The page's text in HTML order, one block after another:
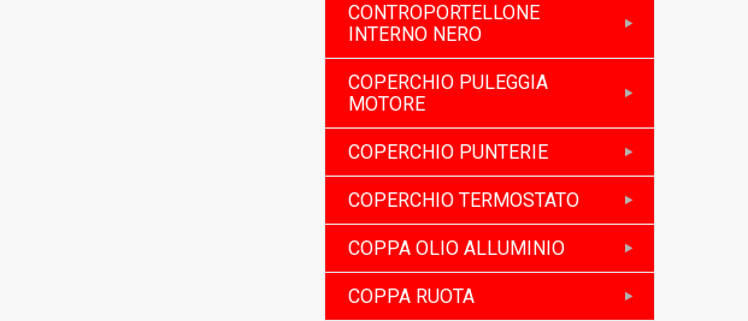
CONTROPORTELLONE
INTERNO NERO
COPERCHIO PULEGGIA
MOTORE
COPERCHIO PUNTERIE
COPERCHIO TERMOSTATO
COPPA OLIO ALLUMINIO
COPPA RUOTA